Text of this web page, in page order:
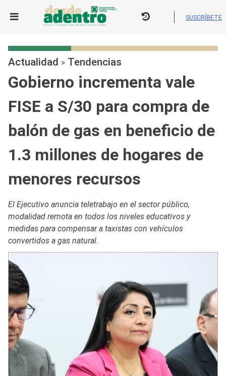
SUSCRÍBETE
Actualidad > Tendencias
Gobierno incrementa vale
FISE a S/30 para compra de
balón de gas en beneficio de
1.3 millones de hogares de
menores recursos
El Ejecutivo anuncia teletrabajo en el sector público,
modalidad remota en todos los niveles educativos y
medidas para compensar a taxistas con vehículos
convertidos a gas natural.